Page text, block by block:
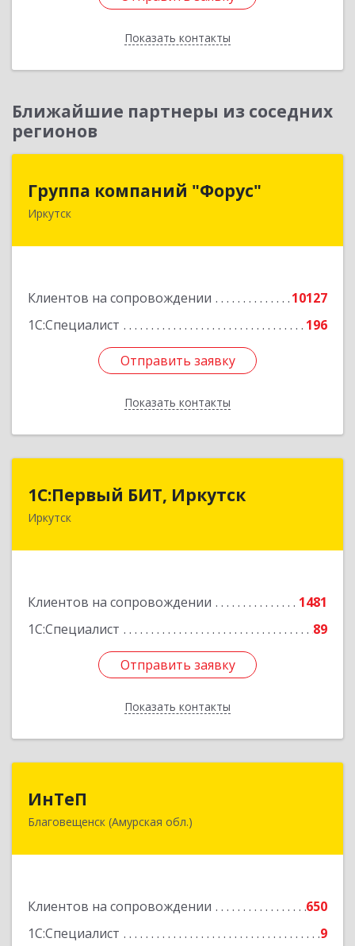
Показать контакты
Назад
Ближайшие партнеры из соседних
регионов
Группа компаний "Форус"
Иркутск
Клиентов на сопровождении
10127
1С:Специалист
196
Отправить заявку
Показать контакты
Группа компаний "Форус"
664007, Иркутская обл, Иркутск г, Ямская ул,
Отправить заявку
Назад
1С:Первый БИТ, Иркутск
Иркутск
Клиентов на сопровождении
1481
1С:Специалист
89
Отправить заявку
Показать контакты
1С:Первый БИТ, Иркутск
664007, Иркутская обл, Иркутск г, Декабрьских
Отправить заявку
Назад
ИнТеП
Благовещенск (Амурская обл.)
Клиентов на сопровождении
650
1С:Специалист
9
675000, Амурская обл, Благовещенск г,